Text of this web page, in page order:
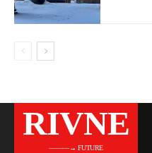
RIVNE
———→ FUTURE